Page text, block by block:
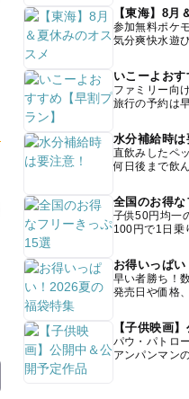
【東海】8月
参加無料ポケ
気分爽快水遊
いこーよおす
ファミリー向
旅行の予約は
水分補給時は
直飲みしたペ
何日後まで飲
全国のお得
子供50円均一
100円で1日乗
お得いっぱ
早い者勝ち！
発売日や価格
【子供映画
パウ・パトロ
アンパンマン